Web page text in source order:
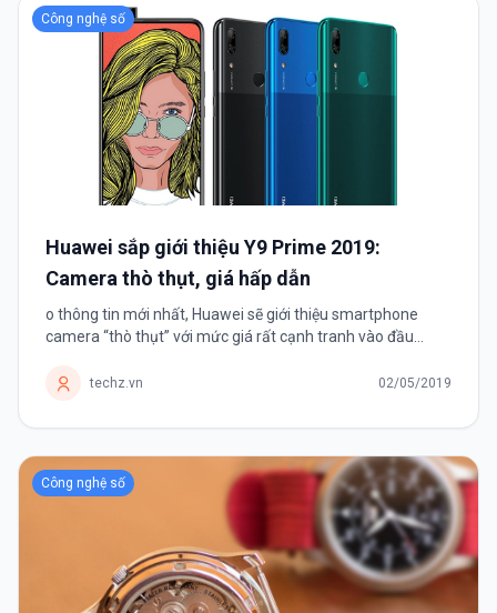
Công nghệ số
Huawei sắp giới thiệu Y9 Prime 2019:
Camera thò thụt, giá hấp dẫn
o thông tin mới nhất, Huawei sẽ giới thiệu smartphone
camera “thò thụt” với mức giá rất cạnh tranh vào đầu
techz.vn 02/05/2019
Công nghệ số